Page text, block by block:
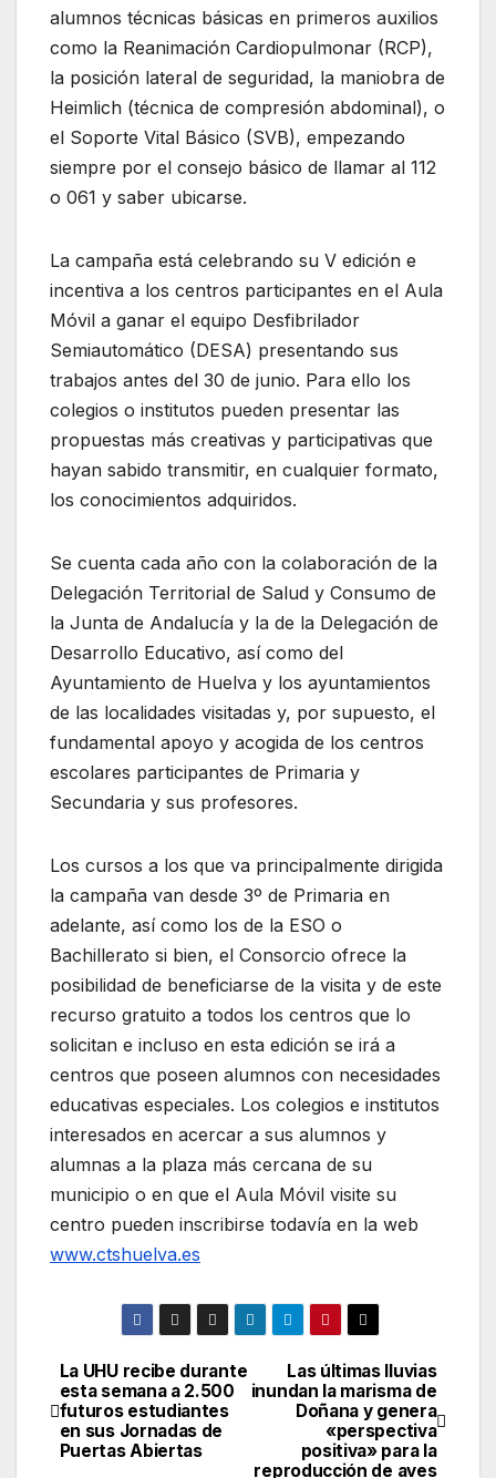
alumnos técnicas básicas en primeros auxilios
como la Reanimación Cardiopulmonar (RCP),
la posición lateral de seguridad, la maniobra de
Heimlich (técnica de compresión abdominal), o
el Soporte Vital Básico (SVB), empezando
siempre por el consejo básico de llamar al 112
o 061 y saber ubicarse.
La campaña está celebrando su V edición e
incentiva a los centros participantes en el Aula
Móvil a ganar el equipo Desfibrilador
Semiautomático (DESA) presentando sus
trabajos antes del 30 de junio. Para ello los
colegios o institutos pueden presentar las
propuestas más creativas y participativas que
hayan sabido transmitir, en cualquier formato,
los conocimientos adquiridos.
Se cuenta cada año con la colaboración de la
Delegación Territorial de Salud y Consumo de
la Junta de Andalucía y la de la Delegación de
Desarrollo Educativo, así como del
Ayuntamiento de Huelva y los ayuntamientos
de las localidades visitadas y, por supuesto, el
fundamental apoyo y acogida de los centros
escolares participantes de Primaria y
Secundaria y sus profesores.
Los cursos a los que va principalmente dirigida
la campaña van desde 3º de Primaria en
adelante, así como los de la ESO o
Bachillerato si bien, el Consorcio ofrece la
posibilidad de beneficiarse de la visita y de este
recurso gratuito a todos los centros que lo
solicitan e incluso en esta edición se irá a
centros que poseen alumnos con necesidades
educativas especiales. Los colegios e institutos
interesados en acercar a sus alumnos y
alumnas a la plaza más cercana de su
municipio o en que el Aula Móvil visite su
centro pueden inscribirse todavía en la web
www.ctshuelva.es
Navegación
de
Las últimas lluvias
inundan la marisma de
Doñana y genera
«perspectiva
positiva» para la
reproducción de aves
La UHU recibe durante
esta semana a 2.500
futuros estudiantes
en sus Jornadas de
Puertas Abiertas